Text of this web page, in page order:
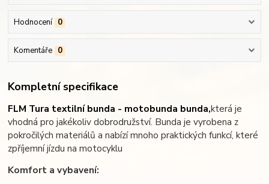
Hodnocení 0
Komentáře 0
Kompletní specifikace
FLM Tura textilní bunda - motobunda bunda,která je
vhodná pro jakékoliv dobrodružství. Bunda je vyrobena z
pokročilých materiálů a nabízí mnoho praktických funkcí, které
zpříjemní jízdu na motocyklu
Komfort a vybavení: